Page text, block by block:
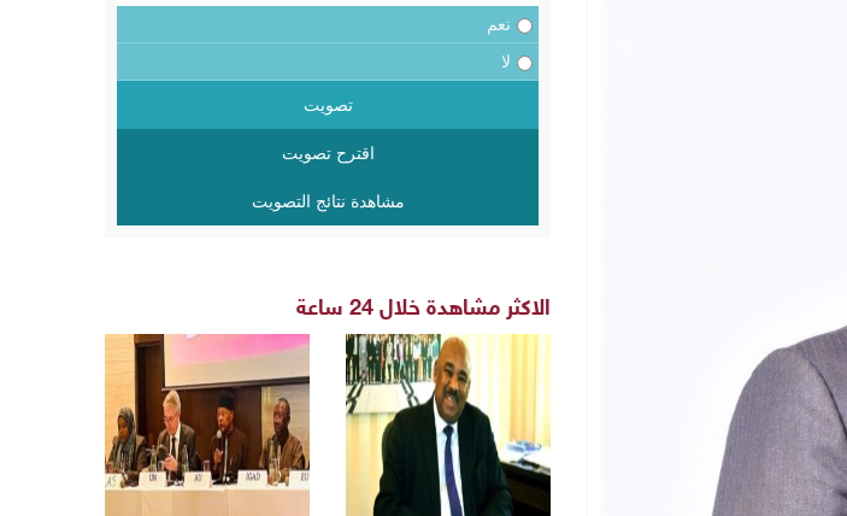
نعم
لا
تصويت
اقترح تصويت
مشاهدة نتائج التصويت
الاكثر مشاهدة خلال 24 ساعة